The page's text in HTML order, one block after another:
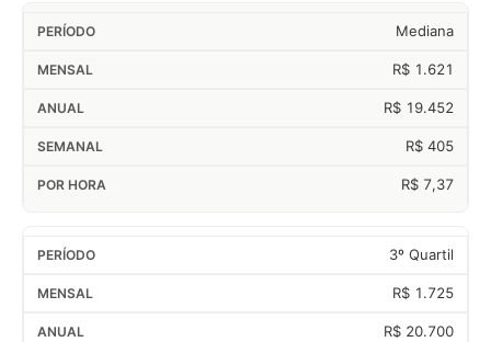
Mediana
R$ 1.621
R$ 19.452
R$ 405
R$ 7,37
3º Quartil
R$ 1.725
R$ 20.700